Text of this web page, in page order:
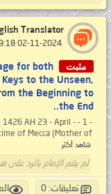
Translator
مثبت
for both
to the Unseen,
the Beginning to
the End..
- 1426 AH 23 - April -
of Mecca (Mother of...
شاهد أكثر
لم يقم الإمام بالرد على
تعليقات: 0